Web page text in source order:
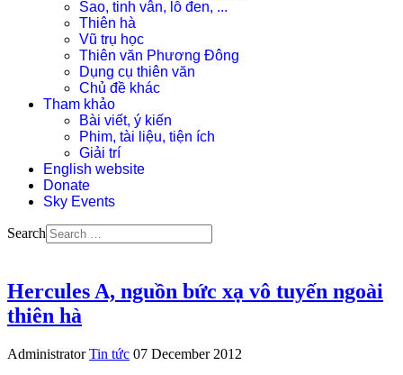
Sao, tinh vân, lỗ đen, ...
Thiên hà
Vũ trụ học
Thiên văn Phương Đông
Dụng cụ thiên văn
Chủ đề khác
Tham khảo
Bài viết, ý kiến
Phim, tài liệu, tiện ích
Giải trí
English website
Donate
Sky Events
Search
Hercules A, nguồn bức xạ vô tuyến ngoài
thiên hà
Administrator Tin tức 07 December 2012